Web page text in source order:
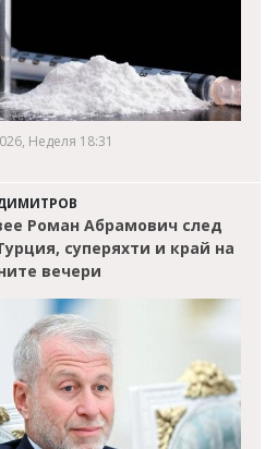
Неделя 18:31
Роман Абрамович след
суперяхти и край на
вечери